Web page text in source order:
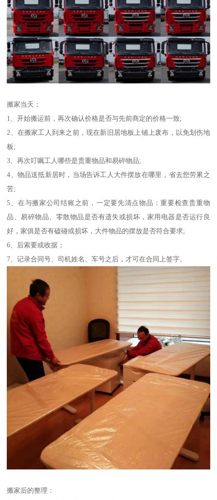
搬家当天：
1、开始搬运前，再次确认价格是否与先前商定的价格一致;
2、在搬家工人到来之前，现在新旧居地板上铺上废布，以免划伤地
板;
3、再次叮嘱工人哪些是贵重物品和易碎物品;
4、物品送抵新居时，当场告诉工人大件摆放在哪里，省去您劳累之
苦;
5、在与搬家公司结账之前，一定要先清点物品：重要检查贵重物
品、易碎物品、零散物品是否有遗失或损坏，家用电器是否运行良
好，家俱是否有磕碰或损坏，大件物品的摆放是否符合要求;
6、后索要或收据；
7、记录合同号、司机姓名、车号之后，才可在合同上签字。
搬家后的整理：